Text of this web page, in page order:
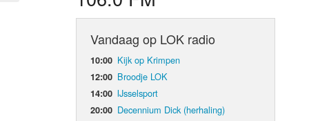
Vandaag op LOK radio
10:00 Kijk op Krimpen
12:00 Broodje LOK
14:00 IJsselsport
20:00 Decennium Dick (herhaling)